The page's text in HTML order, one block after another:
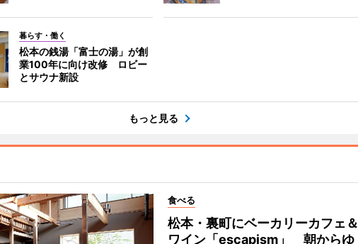
暮らす・働く
松本の銭湯「富士の湯」が創
業100年に向け改修 ロビー
とサウナ新設
もっと見る
食べる
松本・裏町にベーカリーカフェ＆
ワイン「escapism」 朝からゆ